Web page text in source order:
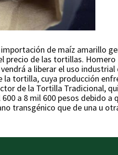
de maíz amarillo
de las tortillas. Homero
a liberar el uso
tortilla, cuya producción
de la Tortilla Tradicional,
a 8 mil 600 pesos debido a
transgénico que de una u